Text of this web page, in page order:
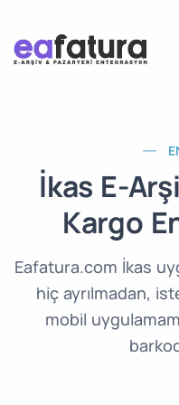
İkas E-
Kargo
Eafatura.com İkas
hiç ayrılmadan,
mobil